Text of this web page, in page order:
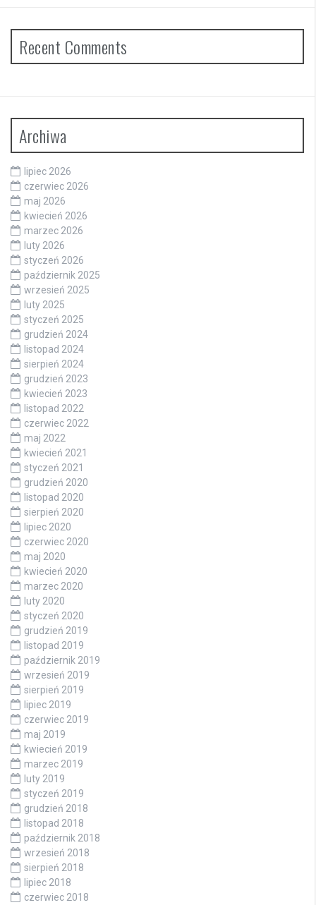
Recent Comments
Archiwa
lipiec 2026
czerwiec 2026
maj 2026
kwiecień 2026
marzec 2026
luty 2026
styczeń 2026
październik 2025
wrzesień 2025
luty 2025
styczeń 2025
grudzień 2024
listopad 2024
sierpień 2024
grudzień 2023
kwiecień 2023
listopad 2022
czerwiec 2022
maj 2022
kwiecień 2021
styczeń 2021
grudzień 2020
listopad 2020
sierpień 2020
lipiec 2020
czerwiec 2020
maj 2020
kwiecień 2020
marzec 2020
luty 2020
styczeń 2020
grudzień 2019
listopad 2019
październik 2019
wrzesień 2019
sierpień 2019
lipiec 2019
czerwiec 2019
maj 2019
kwiecień 2019
marzec 2019
luty 2019
styczeń 2019
grudzień 2018
listopad 2018
październik 2018
wrzesień 2018
sierpień 2018
lipiec 2018
czerwiec 2018